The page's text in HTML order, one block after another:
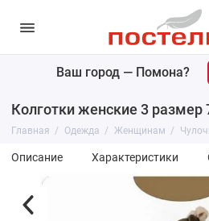
Ваш город — Помона?
Колготки женские 3 размер
Главная Одежда Женщинам
Описание Характеристики